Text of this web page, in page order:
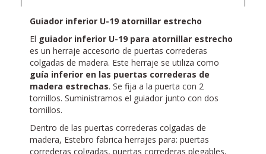
Guiador inferior U-19 atornillar estrecho
El guiador inferior U-19 para atornillar estrecho
es un herraje accesorio de puertas correderas
colgadas de madera. Este herraje se utiliza como
guía inferior en las puertas correderas de
madera estrechas. Se fija a la puerta con 2
tornillos. Suministramos el guiador junto con dos
tornillos.
Dentro de las puertas correderas colgadas de
madera, Estebro fabrica herrajes para: puertas
correderas colgadas, puertas correderas plegables,